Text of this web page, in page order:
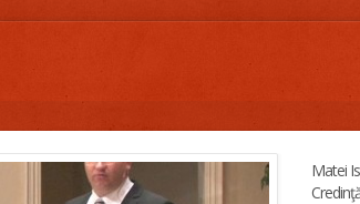
Matei